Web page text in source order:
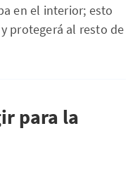
en el interior; esto
protegerá al resto de
para la